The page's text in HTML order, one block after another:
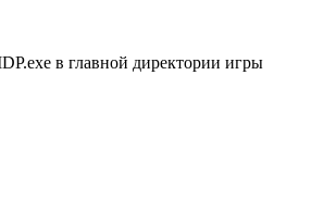
в главной директории игры